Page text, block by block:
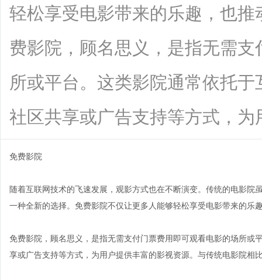
轻松享受电影带来的乐趣，也
费影院，顾名思义，是指无需
所或平台。这类影院通常依托
社区共享或广告支持等方式，为
免费影院
随着互联网技术的飞速发展，观影方式也在不断演变。传统的电影
一种全新的选择。免费影院不仅让更多人能够轻松享受电影带来的乐
免费影院，顾名思义，是指无需支付门票费用即可观看电影的场所或
享或广告支持等方式，为用户提供丰富的影视资源。与传统电影院相